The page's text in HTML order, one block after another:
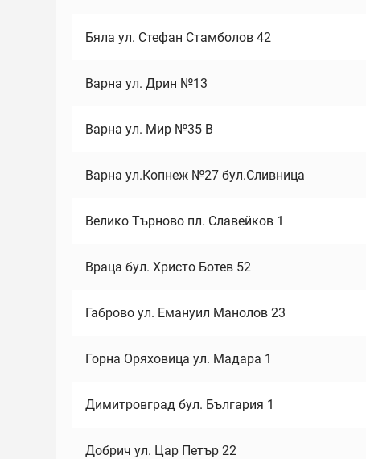
Бяла ул. Стефан Стамболов 42
Варна ул. Дрин №13
Варна ул. Мир №35 В
Варна ул.Копнеж №27 бул.Сливница
Велико Търново пл. Славейков 1
Враца бул. Христо Ботев 52
Габрово ул. Емануил Манолов 23
Горна Оряховица ул. Мадара 1
Димитровград бул. България 1
Добрич ул. Цар Петър 22